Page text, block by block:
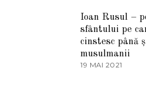
2
2U
G
U
S
Ioan Rusul –
sfântului pe
cinstesc până
musulmanii
19 MAI 2021